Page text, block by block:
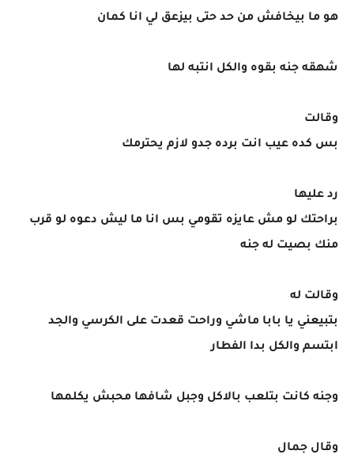
هو ما بيخافش من حد حتى بيزعق لي انا كمان
شهقه جنه بقوه والكل انتبه لها
وقالت
بس كده عيب انت برده جدو لازم يحترمك
رد عليها
براحتك لو مش عايزه تقومي بس انا ما ليش دعوه لو قرب
منك بصيت له جنه
وقالت له
بتبيعني يا بابا ماشي وراحت قعدت على الكرسي والجد
ابتسم والكل بدا الفطار
وجنه كانت بتلعب بالاكل وجبل شافها محبش يكلمها
وقال جمال